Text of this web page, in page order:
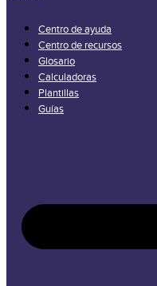
Centro de ayuda
Centro de recursos
Glosario
Calculadoras
Plantillas
Guías